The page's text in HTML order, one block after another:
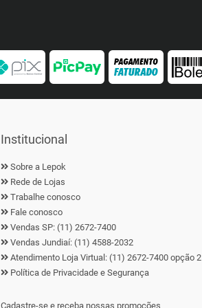
Institucional
Sobre a Lepok
Rede de Lojas
Trabalhe conosco
Fale conosco
Vendas SP: (11) 2672-7400
Vendas Jundiaí: (11) 4588-2032
Atendimento Loja Virtual: (11) 2672-7400 opção 2
Política de Privacidade e Segurança
Cadastre-se e receba nossas promoções